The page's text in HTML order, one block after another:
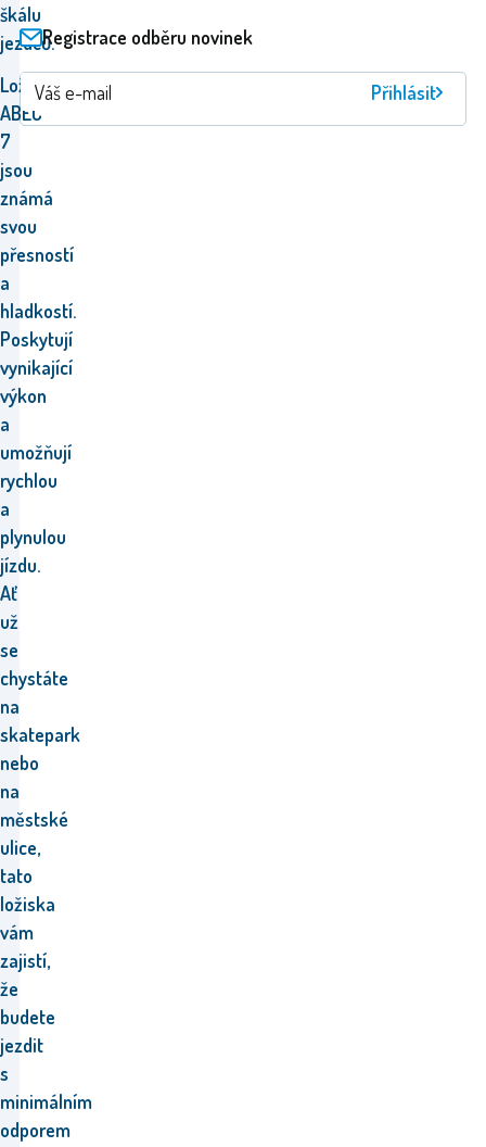
škálu
jezdců.
Ložiska
ABEC
7
jsou
známá
svou
přesností
a
hladkostí.
Poskytují
vynikající
výkon
a
umožňují
rychlou
a
plynulou
jízdu.
Ať
už
se
chystáte
na
skatepark
nebo
na
městské
ulice,
tato
ložiska
vám
zajistí,
že
budete
jezdit
s
minimálním
odporem
Registrace odběru novinek
Přihlásit